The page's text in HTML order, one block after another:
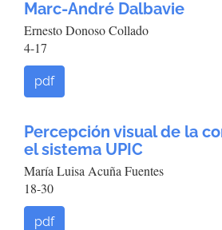
Marc-André Dalbavie
Ernesto Donoso Collado
4-17
pdf
Percepción visual de la
el sistema UPIC
María Luisa Acuña Fuentes
18-30
pdf